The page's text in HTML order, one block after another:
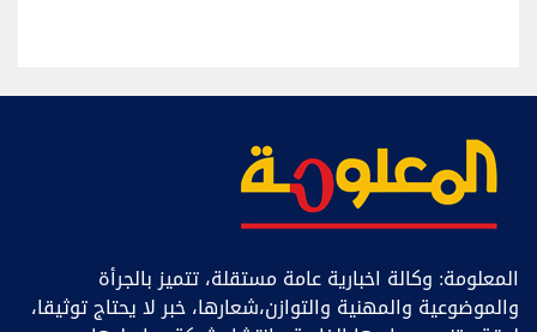
المعلومة: وكالة اخبارية عامة مستقلة، تتميز بالجرأة
والموضوعية والمهنية والتوازن،شعارها، خبر ﻻ يحتاج توثيقا،